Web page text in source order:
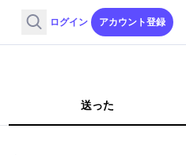
ログイン アカウント登録
送った